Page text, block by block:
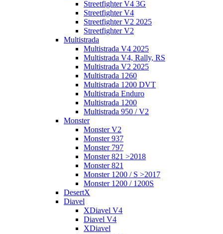
Streetfighter V4 3G
Streetfighter V4
Streetfighter V2 2025
Streetfighter V2
Multistrada
Multistrada V4 2025
Multistrada V4, Rally, RS
Multistrada V2 2025
Multistrada 1260
Multistrada 1200 DVT
Multistrada Enduro
Multistrada 1200
Multistrada 950 / V2
Monster
Monster V2
Monster 937
Monster 797
Monster 821 >2018
Monster 821
Monster 1200 / S >2017
Monster 1200 / 1200S
DesertX
Diavel
XDiavel V4
Diavel V4
XDiavel